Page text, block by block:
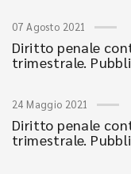
07 Agosto 2021
Diritto penale
trimestrale.
24 Maggio 2021
Diritto penale
trimestrale.